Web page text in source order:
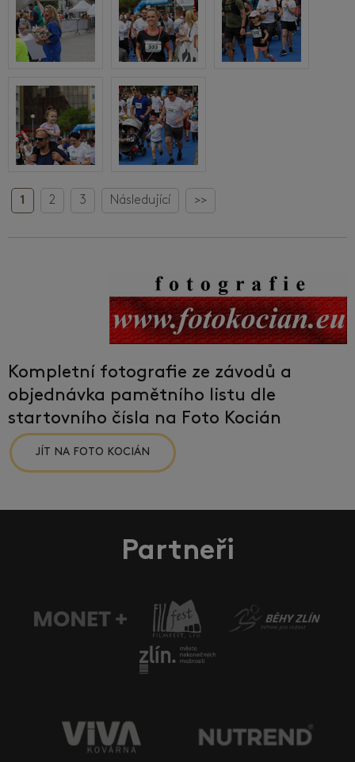
1 2 3 Následující >>
Kompletní fotografie ze závodů a
objednávka pamětního listu dle
startovního čísla na Foto Kocián
JÍT NA FOTO KOCIÁN
Partneři